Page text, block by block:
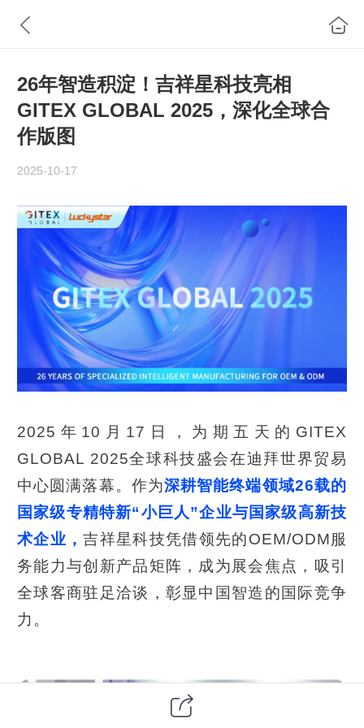
26年智造积淀！吉祥星科技亮相
GITEX GLOBAL 2025，深化全球合
作版图
2025-10-17
2025年10月17日，为期五天的GITEX
GLOBAL 2025全球科技盛会在迪拜世界贸易
中心圆满落幕。作为深耕智能终端领域26载的
国家级专精特新“小巨人”企业与国家级高新技
术企业，吉祥星科技凭借领先的OEM/ODM服
务能力与创新产品矩阵，成为展会焦点，吸引
全球客商驻足洽谈，彰显中国智造的国际竞争
力。